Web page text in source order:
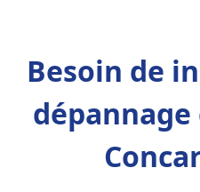
Besoin de